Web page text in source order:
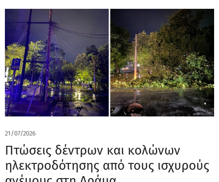
21/07/2026
Πτώσεις δέντρων και κολώνων
ηλεκτροδότησης από τους ισχυρούς